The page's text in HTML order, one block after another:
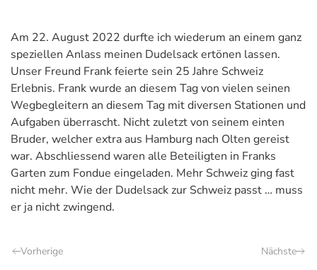
Am 22. August 2022 durfte ich wiederum an einem ganz
speziellen Anlass meinen Dudelsack ertönen lassen.
Unser Freund Frank feierte sein 25 Jahre Schweiz
Erlebnis. Frank wurde an diesem Tag von vielen seinen
Wegbegleitern an diesem Tag mit diversen Stationen und
Aufgaben überrascht. Nicht zuletzt von seinem einten
Bruder, welcher extra aus Hamburg nach Olten gereist
war. Abschliessend waren alle Beteiligten in Franks
Garten zum Fondue eingeladen. Mehr Schweiz ging fast
nicht mehr. Wie der Dudelsack zur Schweiz passt … muss
er ja nicht zwingend.
Vorherige Nächste